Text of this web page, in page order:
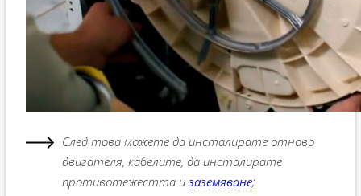
След това можете да инсталирате отново
двигателя, кабелите, да инсталирате
противотежестта и заземяване;